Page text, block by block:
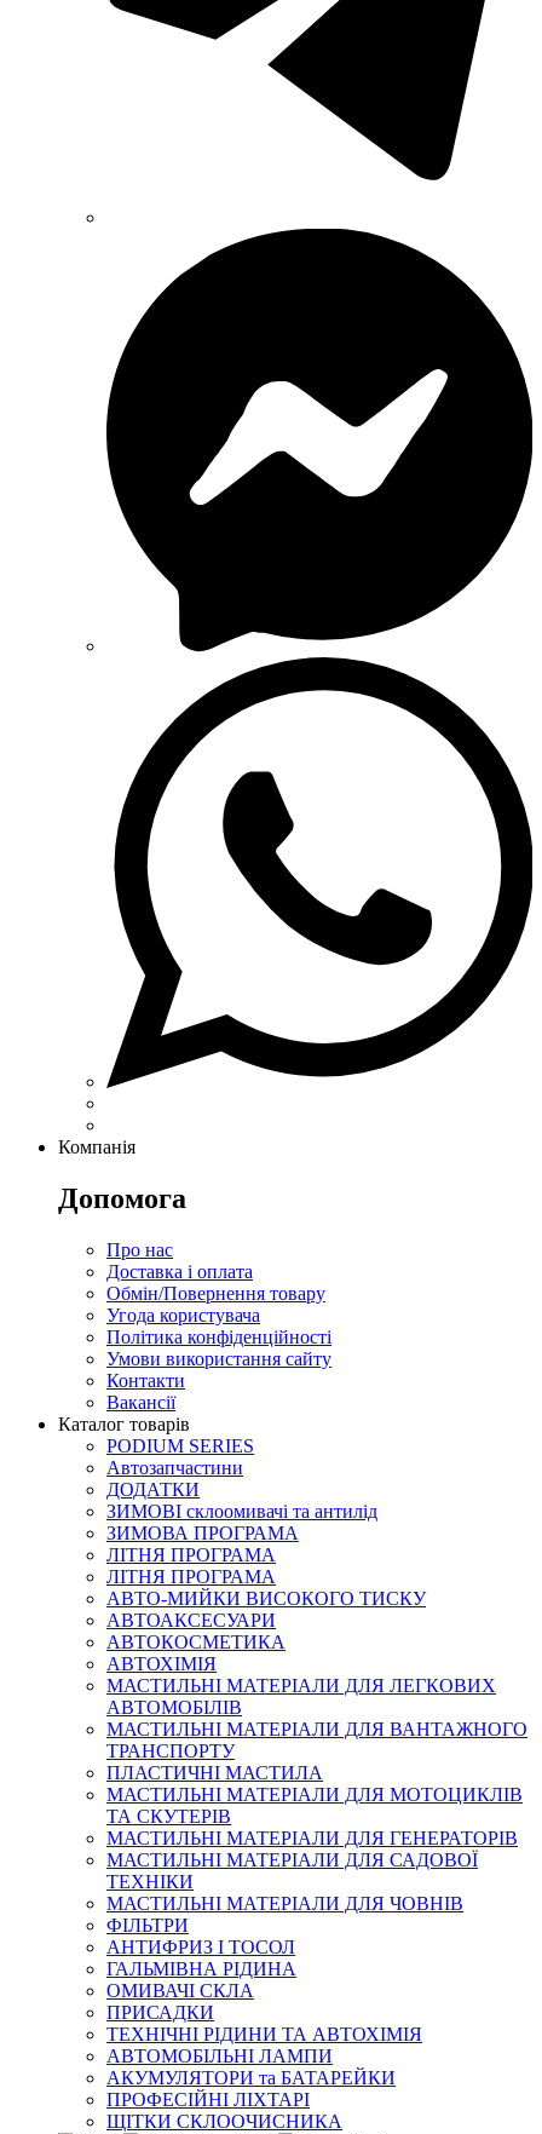
Компанія
Допомога
Про нас
Доставка і оплата
Обмін/Повернення товару
Угода користувача
Політика конфіденційності
Умови використання сайту
Контакти
Вакансії
Каталог товарів
PODIUM SERIES
Автозапчастини
ДОДАТКИ
ЗИМОВІ склоомивачі та антилід
ЗИМОВА ПРОГРАМА
ЛІТНЯ ПРОГРАМА
ЛІТНЯ ПРОГРАМА
АВТО-МИЙКИ ВИСОКОГО ТИСКУ
АВТОАКСЕСУАРИ
АВТОКОСМЕТИКА
АВТОХІМІЯ
МАСТИЛЬНІ МАТЕРІАЛИ ДЛЯ ЛЕГКОВИХ
АВТОМОБІЛІВ
МАСТИЛЬНІ МАТЕРІАЛИ ДЛЯ ВАНТАЖНОГО
ТРАНСПОРТУ
ПЛАСТИЧНІ МАСТИЛА
МАСТИЛЬНІ МАТЕРІАЛИ ДЛЯ МОТОЦИКЛІВ
ТА СКУТЕРІВ
МАСТИЛЬНІ МАТЕРІАЛИ ДЛЯ ГЕНЕРАТОРІВ
МАСТИЛЬНІ МАТЕРІАЛИ ДЛЯ САДОВОЇ
ТЕХНІКИ
МАСТИЛЬНІ МАТЕРІАЛИ ДЛЯ ЧОВНІВ
ФІЛЬТРИ
АНТИФРИЗ І ТОСОЛ
ГАЛЬМІВНА РІДИНА
ОМИВАЧІ СКЛА
ПРИСАДКИ
ТЕХНІЧНІ РІДИНИ ТА АВТОХІМІЯ
АВТОМОБІЛЬНІ ЛАМПИ
АКУМУЛЯТОРИ та БАТАРЕЙКИ
ПРОФЕСІЙНІ ЛІХТАРІ
ЩІТКИ СКЛООЧИСНИКА